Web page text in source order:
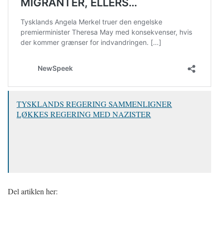
TYSKLANDS REGERING SAMMENLIGNER
LØKKES REGERING MED NAZISTER
Del artiklen her: